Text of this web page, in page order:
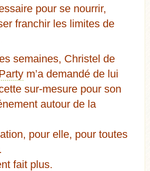
pour se nourrir,
franchir les limites de
semaines, Christel de
m’a demandé de lui
sur-mesure pour son
autour de la
pour elle, pour toutes
fait plus.